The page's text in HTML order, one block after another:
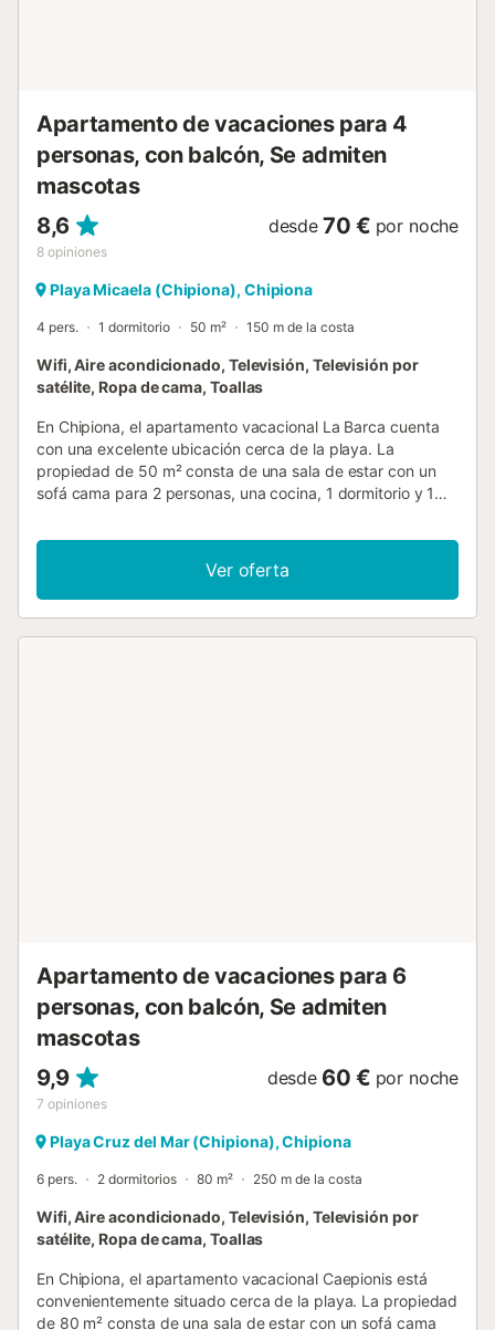
Apartamento de vacaciones para 4
personas, con balcón, Se admiten
mascotas
8,6
8 opiniones
desde 70 € por noche
Playa Micaela (Chipiona), Chipiona
4 pers. 1 dormitorio 50 m² 150 m de la costa
Wifi, Aire acondicionado, Televisión, Televisión por
satélite, Ropa de cama, Toallas
En Chipiona, el apartamento vacacional La Barca cuenta
con una excelente ubicación cerca de la playa. La
propiedad de 50 m² consta de una sala de estar con un
sofá cama para 2 personas, una cocina, 1 dormitorio y 1
adicionales incluyen Wi-Fi, televisión, aire acondicionado y
lavadora. También hay una cuna disponible. Este
alojamiento dispone de balcón privado y acceso a una
terraza descubierta compartida. Se permiten mascotas.
Ver oferta
Apartamento de vacaciones para 6
personas, con balcón, Se admiten
mascotas
9,9
7 opiniones
desde 60 € por noche
Playa Cruz del Mar (Chipiona), Chipiona
6 pers. 2 dormitorios 80 m² 250 m de la costa
Wifi, Aire acondicionado, Televisión, Televisión por
satélite, Ropa de cama, Toallas
En Chipiona, el apartamento vacacional Caepionis está
convenientemente situado cerca de la playa. La propiedad
de 80 m² consta de una sala de estar con un sofá cama